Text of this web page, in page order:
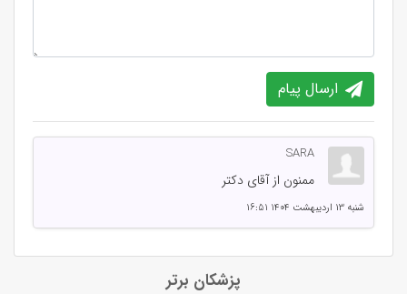
ارسال پیام
SARA
ممنون از آقای دکتر
شنبه 13 اردیبهشت 1404 16:51
پزشکان برتر